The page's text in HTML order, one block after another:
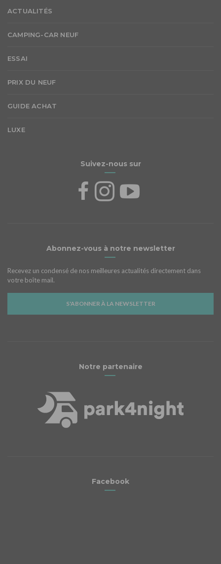
ACTUALITÉS
CAMPING-CAR NEUF
ESSAI
PRIX DU NEUF
GUIDE ACHAT
LUXE
Suivez-nous sur
Abonnez-vous à notre newsletter
Recevez un condensé de nos meilleures actualités directement dans
votre boîte mail.
S'ABONNER À LA NEWSLETTER
Notre partenaire
Facebook